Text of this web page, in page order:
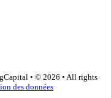
• © 2026 • All rights
des données